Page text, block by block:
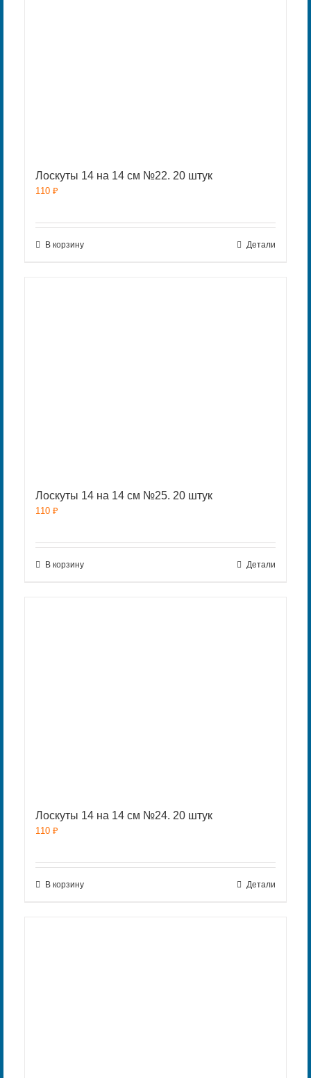
Лоскуты 14 на 14 см №22. 20 штук
110 ₽
В корзину Детали
Лоскуты 14 на 14 см №25. 20 штук
110 ₽
В корзину Детали
Лоскуты 14 на 14 см №24. 20 штук
110 ₽
В корзину Детали